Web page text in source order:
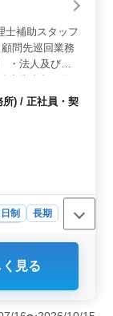
士補助スタッフ
問先巡回業務
・法人及び個
立、事業承継
。 税理士資
10年以上の
条件・待遇相
車通勤OK ＊
中 ＊60歳以上
) / 正社員・契
制
長期
125日と充実
て、夏季休業
見る